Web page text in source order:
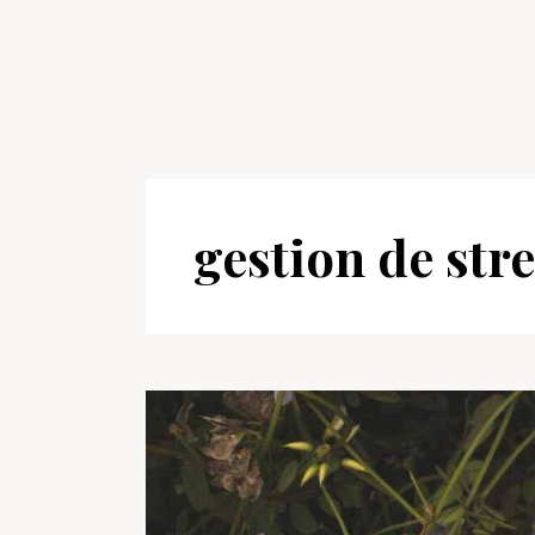
gestion de